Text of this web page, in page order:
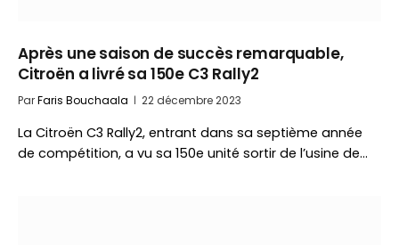
Après une saison de succès remarquable,
Citroën a livré sa 150e C3 Rally2
ParFaris Bouchaala 22 décembre 2023
La Citroën C3 Rally2, entrant dans sa septième année
de compétition, a vu sa 150e unité sortir de l’usine de…